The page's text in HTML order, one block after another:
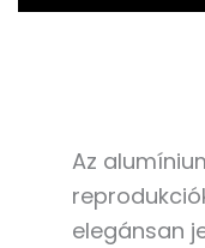
Az
elegánsan